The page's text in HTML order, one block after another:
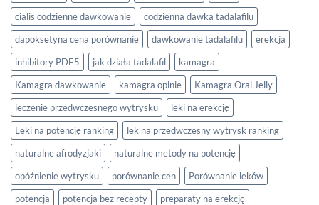
cialis codzienne dawkowanie
codzienna dawka tadalafilu
dapoksetyna cena porównanie
dawkowanie tadalafilu
erekcja
inhibitory PDE5
jak działa tadalafil
kamagra
Kamagra dawkowanie
kamagra opinie
Kamagra Oral Jelly
leczenie przedwczesnego wytrysku
leki na erekcję
Leki na potencję ranking
lek na przedwczesny wytrysk ranking
naturalne afrodyzjaki
naturalne metody na potencję
opóźnienie wytrysku
porównanie cen
Porównanie leków
potencja
potencja bez recepty
preparaty na erekcję